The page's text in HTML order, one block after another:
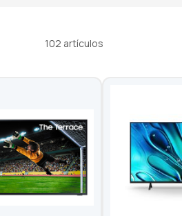
102 artículos